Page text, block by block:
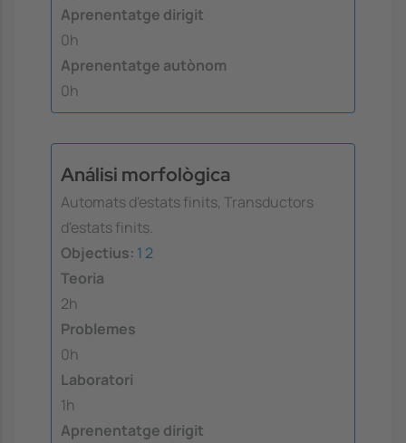
Aprenentatge dirigit
0h
Aprenentatge autònom
0h
Análisi morfològica
Automats d'estats finits, Transductors
d'estats finits.
Objectius: 1 2
Teoria
2h
Problemes
0h
Laboratori
1h
Aprenentatge dirigit